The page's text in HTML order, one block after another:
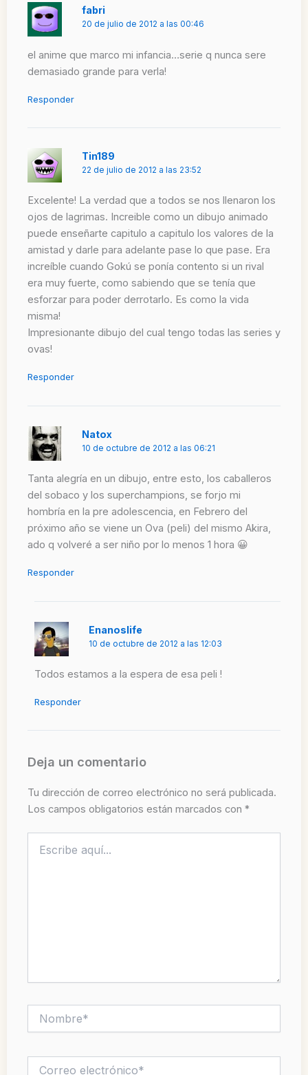
fabri
20 de julio de 2012 a las 00:46
el anime que marco mi infancia…serie q nunca sere
demasiado grande para verla!
Responder
Tin189
22 de julio de 2012 a las 23:52
Excelente! La verdad que a todos se nos llenaron los
ojos de lagrimas. Increible como un dibujo animado
puede enseñarte capitulo a capitulo los valores de la
amistad y darle para adelante pase lo que pase. Era
increíble cuando Gokú se ponía contento si un rival
era muy fuerte, como sabiendo que se tenía que
esforzar para poder derrotarlo. Es como la vida
misma!
Impresionante dibujo del cual tengo todas las series y
ovas!
Responder
Natox
10 de octubre de 2012 a las 06:21
Tanta alegría en un dibujo, entre esto, los caballeros
del sobaco y los superchampions, se forjo mi
hombría en la pre adolescencia, en Febrero del
próximo año se viene un Ova (peli) del mismo Akira,
ado q volveré a ser niño por lo menos 1 hora 😀
Responder
Enanoslife
10 de octubre de 2012 a las 12:03
Todos estamos a la espera de esa peli !
Responder
Deja un comentario
Tu dirección de correo electrónico no será publicada.
Los campos obligatorios están marcados con *
aquí...